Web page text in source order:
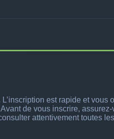
est rapide et
de vous inscrire,
attentivement toutes